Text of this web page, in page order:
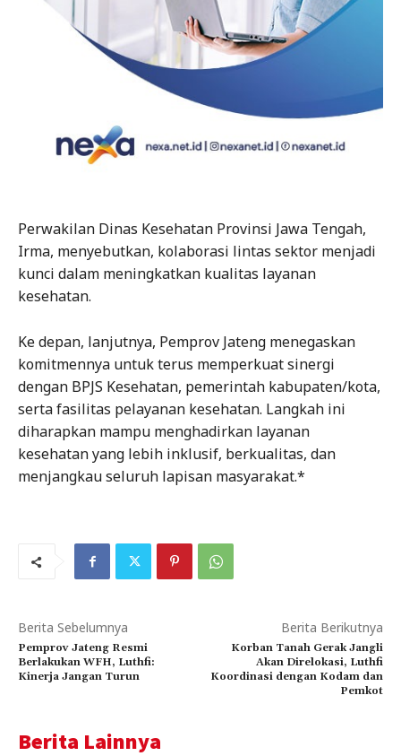
Perwakilan Dinas Kesehatan Provinsi Jawa Tengah,
Irma, menyebutkan, kolaborasi lintas sektor menjadi
kunci dalam meningkatkan kualitas layanan
kesehatan.
Ke depan, lanjutnya, Pemprov Jateng menegaskan
komitmennya untuk terus memperkuat sinergi
dengan BPJS Kesehatan, pemerintah kabupaten/kota,
serta fasilitas pelayanan kesehatan. Langkah ini
diharapkan mampu menghadirkan layanan
kesehatan yang lebih inklusif, berkualitas, dan
menjangkau seluruh lapisan masyarakat.*
Berita Sebelumnya
Pemprov Jateng Resmi
Berlakukan WFH, Luthfi:
Kinerja Jangan Turun
Berita Berikutnya
Korban Tanah Gerak Jangli
Akan Direlokasi, Luthfi
Koordinasi dengan Kodam dan
Pemkot
Berita Lainnya